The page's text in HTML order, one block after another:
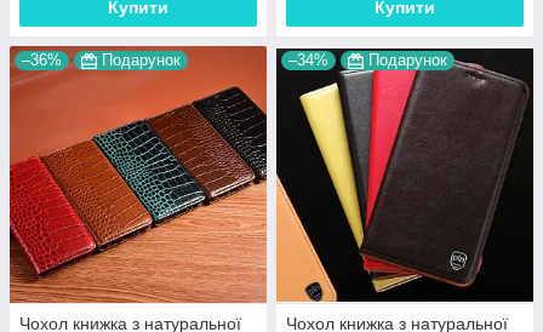
Купити Купити
–36% Подарунок
Чохол книжка з натуральної
–34% Подарунок
Чохол книжка з натуральної